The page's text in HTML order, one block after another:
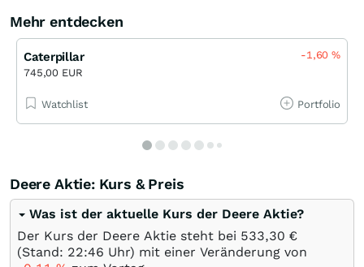
Mehr entdecken
Caterpillar
745,00 EUR
-1,60%
Watchlist Portfolio
Deere Aktie: Kurs & Preis
Was ist der aktuelle Kurs der Deere Aktie?
Der Kurs der Deere Aktie steht bei 533,30 €
(Stand: 22:46 Uhr) mit einer Veränderung von